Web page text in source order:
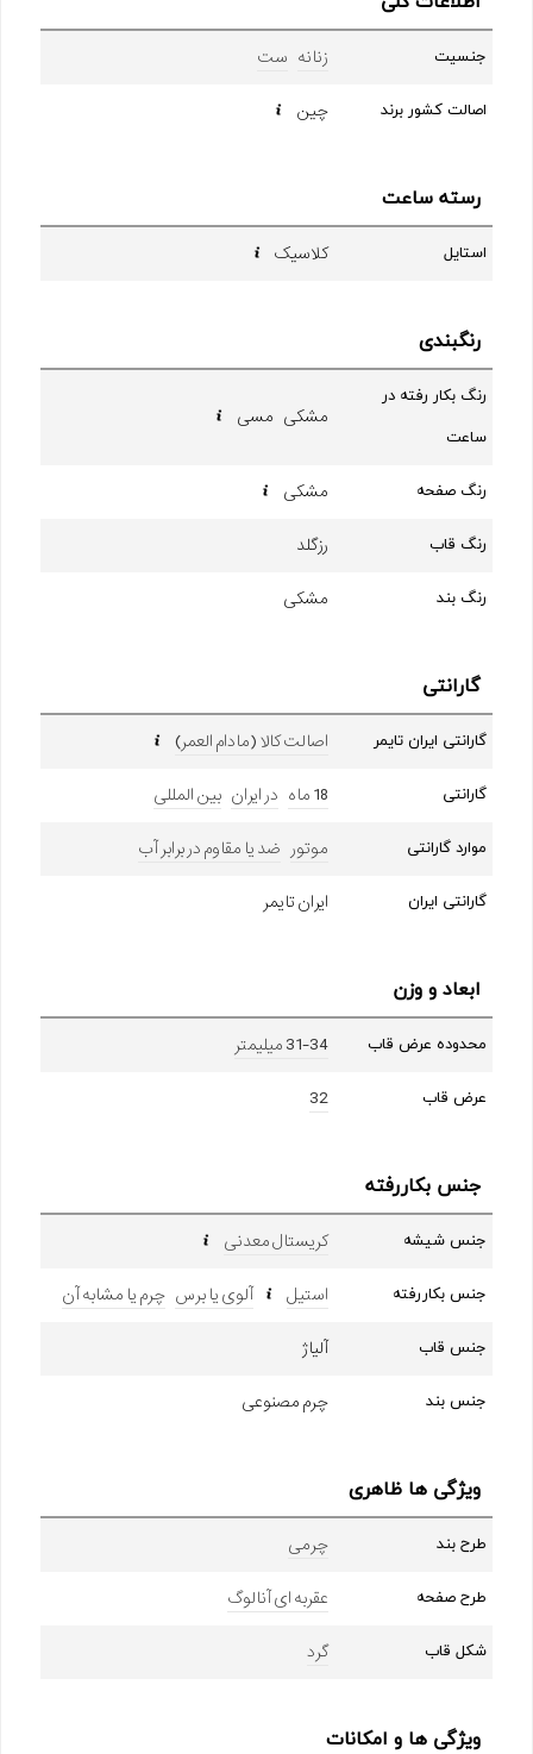
جنسیت زنانه ست
اصالت کشور برند چین
رسته ساعت
استایل کلاسیک
رنگبندی
رنگ بکار رفته در
ساعت
مشکی مسی
رنگ صفحه مشکی
رنگ قاب رزگلد
رنگ بند مشکی
گارانتی
گارانتی ایران تایمر اصالت کالا (مادام العمر)
گارانتی 18 ماه در ایران بین المللی
موارد گارانتی موتور ضد یا مقاوم در برابر آب
گارانتی ایران ایران تایمر
ابعاد و وزن
محدوده عرض قاب 31-34 میلیمتر
عرض قاب 32
جنس بکاررفته
جنس شیشه کریستال معدنی
جنس بکاررفته استیل آلوی یا برس چرم یا مشابه آن
جنس قاب آلیاژ
جنس بند چرم مصنوعی
ویژگی ها ظاهری
طرح بند چرمی
طرح صفحه عقربه ای آنالوگ
شکل قاب گرد
ویژگی ها و امکانات